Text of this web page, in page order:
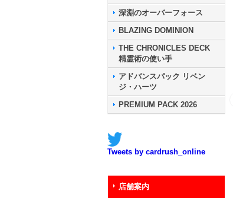
深淵のオーバーフォース
BLAZING DOMINION
THE CHRONICLES DECK
精霊術の使い手
アドバンスパック リベン
ジ・ハーツ
PREMIUM PACK 2026
Tweets by cardrush_online
店舗案内